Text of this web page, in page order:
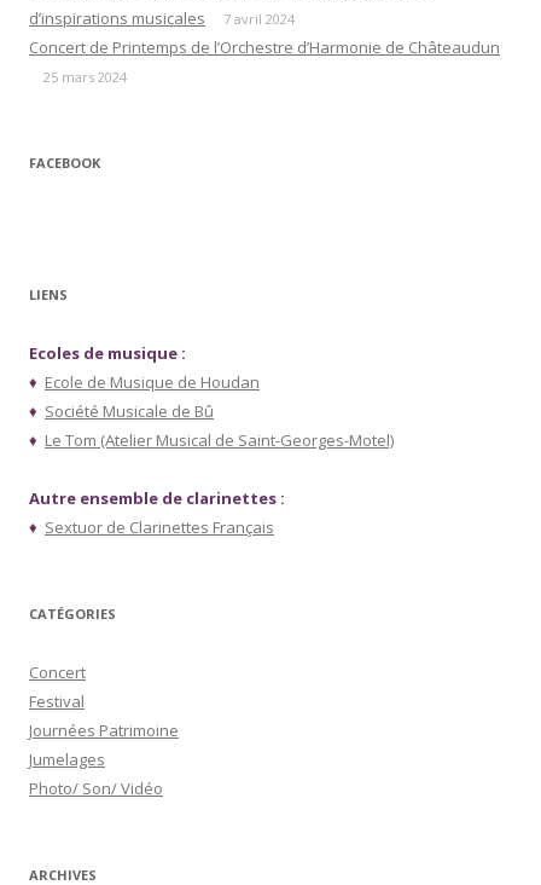
d’inspirations musicales
7 avril 2024
Concert de Printemps de l’Orchestre d’Harmonie de Châteaudun
25 mars 2024
FACEBOOK
LIENS
Ecoles de musique :
♦ Ecole de Musique de Houdan
♦ Société Musicale de Bû
♦ Le Tom (Atelier Musical de Saint-Georges-Motel)
Autre ensemble de clarinettes :
♦ Sextuor de Clarinettes Français
CATÉGORIES
Concert
Festival
Journées Patrimoine
Jumelages
Photo/ Son/ Vidéo
ARCHIVES